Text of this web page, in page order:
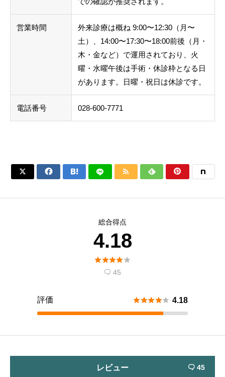
営業時間
外来診療は概ね 9:00〜12:30（月〜
土）、14:00〜17:30〜18:00前後（月・
木・金など）で運用されており、火
曜・水曜午後は手術・休診枠となる日
があります。日曜・祝日は休診です。
電話番号 028-600-7771
     
総合得点
4.18

 45
評価  4.18
レビュー  45